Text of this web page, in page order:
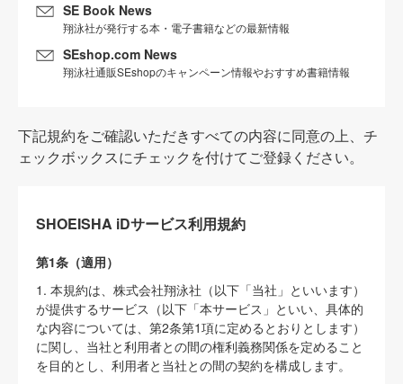
SE Book News
翔泳社が発行する本・電子書籍などの最新情報
SEshop.com News
翔泳社通販SEshopのキャンペーン情報やおすすめ書籍情報
下記規約をご確認いただきすべての内容に同意の上、チ
ェックボックスにチェックを付けてご登録ください。
SHOEISHA iDサービス利用規約
第1条（適用）
1. 本規約は、株式会社翔泳社（以下「当社」といいます）
が提供するサービス（以下「本サービス」といい、具体的
な内容については、第2条第1項に定めるとおりとします）
に関し、当社と利用者との間の権利義務関係を定めること
を目的とし、利用者と当社との間の契約を構成します。